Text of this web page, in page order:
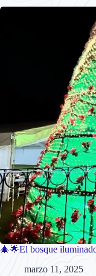
🎄🌟El bosque
marzo 11, 2025